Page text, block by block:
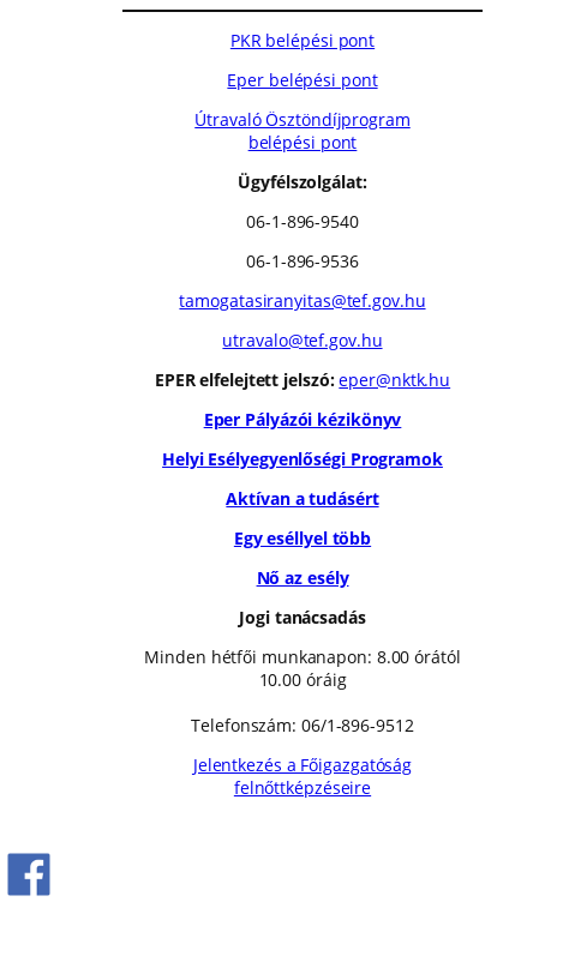
PKR belépési pont
Eper belépési pont
Útravaló Ösztöndíjprogram
belépési pont
Ügyfélszolgálat:
06-1-896-9540
06-1-896-9536
tamogatasiranyitas@tef.gov.hu
utravalo@tef.gov.hu
EPER elfelejtett jelszó: eper@nktk.hu
Eper Pályázói kézikönyv
Helyi Esélyegyenlőségi Programok
Aktívan a tudásért
Egy eséllyel több
Nő az esély
Jogi tanácsadás
Minden hétfői munkanapon: 8.00 órától
10.00 óráig
Telefonszám: 06/1-896-9512
Jelentkezés a Főigazgatóság
felnőttképzéseire